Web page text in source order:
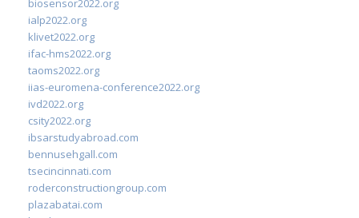
ialp2022.org
klivet2022.org
ifac-hms2022.org
taoms2022.org
iias-euromena-conference2022.org
ivd2022.org
csity2022.org
ibsarstudyabroad.com
bennusehgall.com
tsecincinnati.com
roderconstructiongroup.com
plazabatai.com